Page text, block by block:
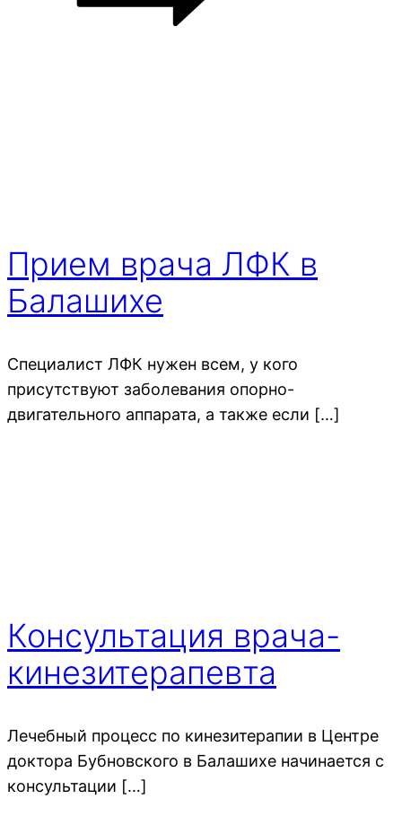
Прием врача ЛФК в
Балашихе
Специалист ЛФК нужен всем, у кого
присутствуют заболевания опорно-
двигательного аппарата, а также если […]
Консультация врача-
кинезитерапевта
Лечебный процесс по кинезитерапии в Центре
доктора Бубновского в Балашихе начинается с
консультации […]